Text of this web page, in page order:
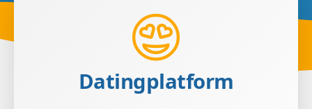
Datingplatform